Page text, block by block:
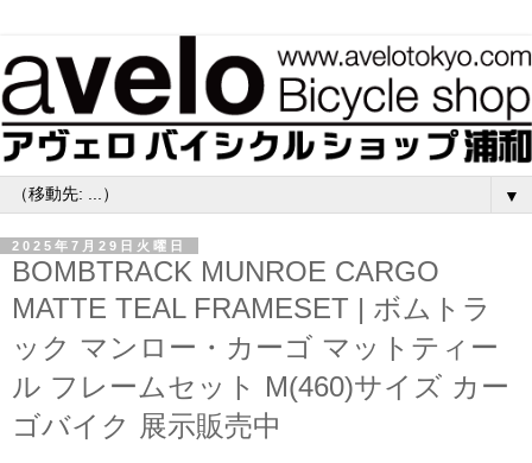
▼
2025年7月29日火曜日
BOMBTRACK MUNROE CARGO
MATTE TEAL FRAMESET | ボムトラ
ック マンロー・カーゴ マットティー
ル フレームセット M(460)サイズ カー
ゴバイク 展示販売中